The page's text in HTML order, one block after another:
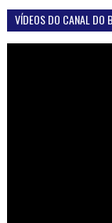
VÍDEOS DO CANAL DO